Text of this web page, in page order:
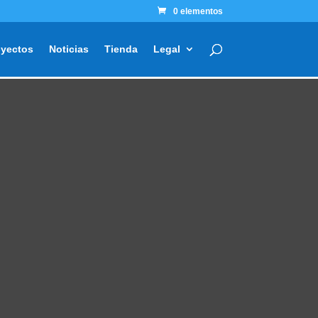
0 elementos
Noticias Tienda Legal